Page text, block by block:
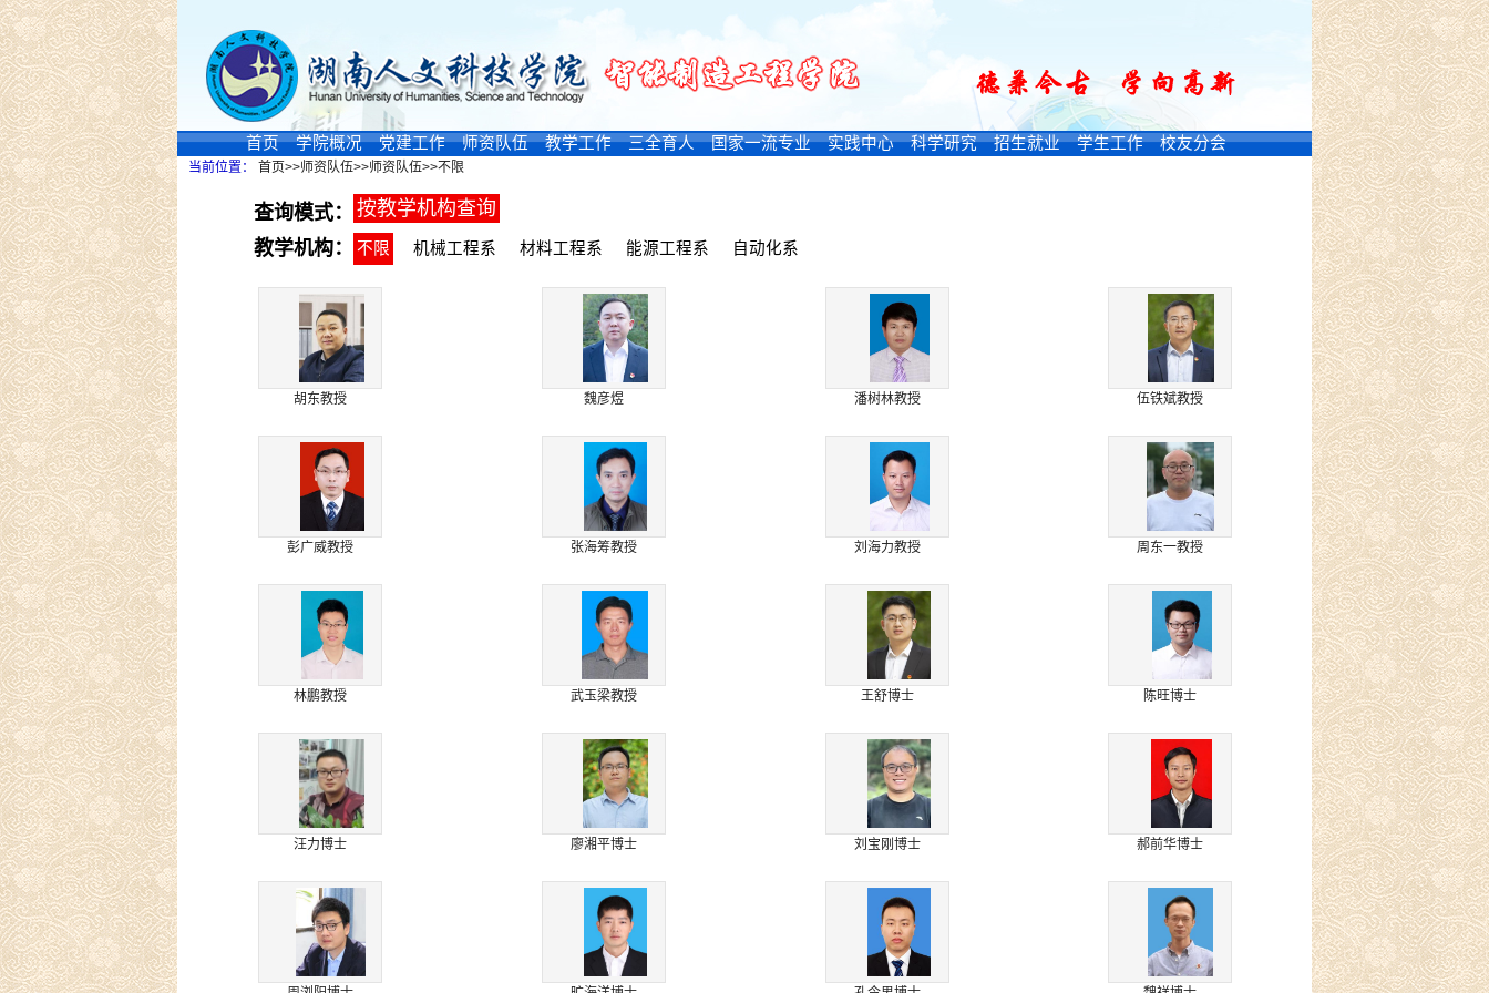
首页 学院概况 党建工作 师资队伍 教学工作 三全育人 国家一流专业 实践中心 科学研究 招生就业 学生工作 校友分会
当前位置： 首页>>师资队伍>>师资队伍>>不限
查询模式：
教学机构：
按教学机构查询
不限 机械工程系 材料工程系 能源工程系 自动化系
胡东教授 魏彦煜 潘树林教授 伍铁斌教授
彭广威教授 张海筹教授 刘海力教授 周东一教授
林鹏教授 武玉梁教授 王舒博士 陈旺博士
汪力博士 廖湘平博士 刘宝刚博士 郝前华博士